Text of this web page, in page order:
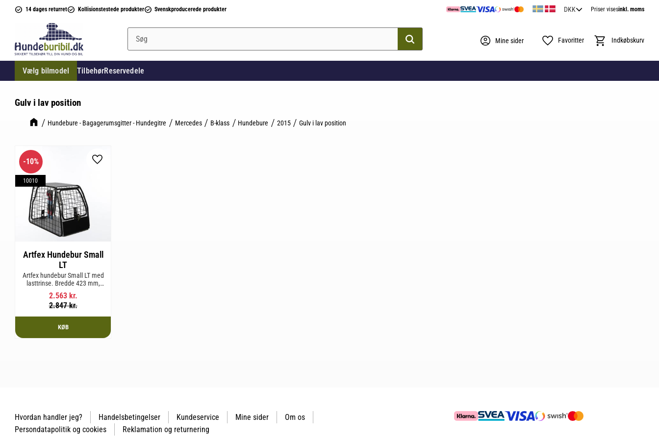
14 dages returret Kollisionstestede produkter Svenskproducerede produkter Priser visesinkl. moms
Vælg bilmodel TilbehørReservedele
Mine sider Favoritter Indkøbskurv
Gulv i lav position
Hundebure - Bagagerumsgitter - Hundegitre Mercedes B-klass Hundebure 2015 Gulv i lav position
Artfex Hundebur Small
LT
Artfex hundebur Small LT med
lasttrinse. Bredde 423 mm,
Højde 500 mm, Dybde 670 mm
og vægt 12,9 kg.
2.563kr.
2.847kr.
10%
10010
Gem som favorit
KØB
Hvordan handler jeg? Handelsbetingelser Kundeservice Mine sider
Om os
Persondatapolitik og cookies
Reklamation og returnering